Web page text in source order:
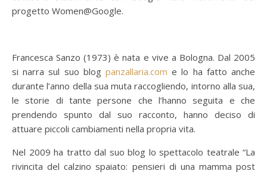
progetto Women@Google.
Francesca Sanzo (1973) è nata e vive a Bologna. Dal 2005
si narra sul suo blog panzallaria.com e lo ha fatto anche
durante l’anno della sua muta raccogliendo, intorno alla sua,
le storie di tante persone che l’hanno seguita e che
prendendo spunto dal suo racconto, hanno deciso di
attuare piccoli cambiamenti nella propria vita.
Nel 2009 ha tratto dal suo blog lo spettacolo teatrale “La
rivincita del calzino spaiato: pensieri di una mamma post